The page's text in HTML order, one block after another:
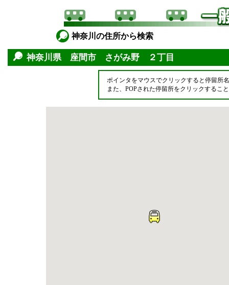
神奈川の住所から検索
神奈川県 座間市 さがみ野 ２丁目
ポインタをマウスでクリックすると停留所
また、POPされた停留所をクリックするこ